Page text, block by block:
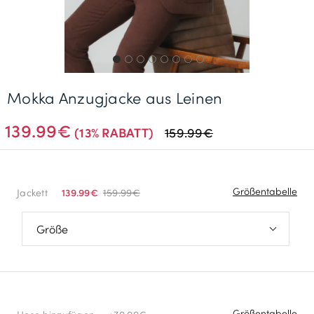
Gratisversand *
139.99€ (13% RABATT) 159.99€
Mokka Anzugjacke aus Leinen
Jackett 139.99€ 159.99€ Größentabelle
50